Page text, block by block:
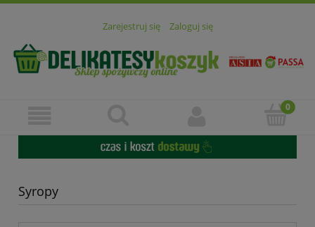
Zarejestruj się Zaloguj się
Syropy